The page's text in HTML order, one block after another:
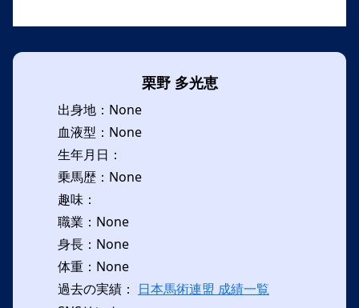
栗野 多光恵
出身地：None
血液型：None
生年月日：
乗馬歴：None
趣味：
職業：None
身長：None
体重：None
過去の実績： 日本馬術連盟 成績一覧